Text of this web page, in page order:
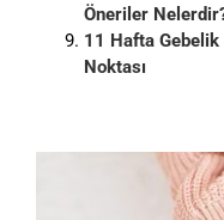
Öneriler
11 Hafta
Noktası